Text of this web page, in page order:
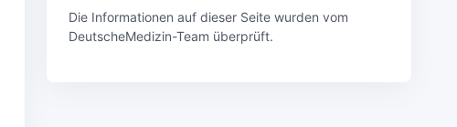
Die Informationen auf dieser Seite wurden vom
DeutscheMedizin-Team überprüft.